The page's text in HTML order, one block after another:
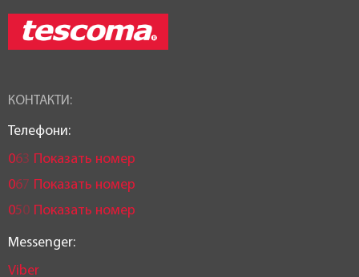
КОНТАКТИ:
Телефони:
063 Показать номер
067 Показать номер
050 Показать номер
Messenger:
Viber